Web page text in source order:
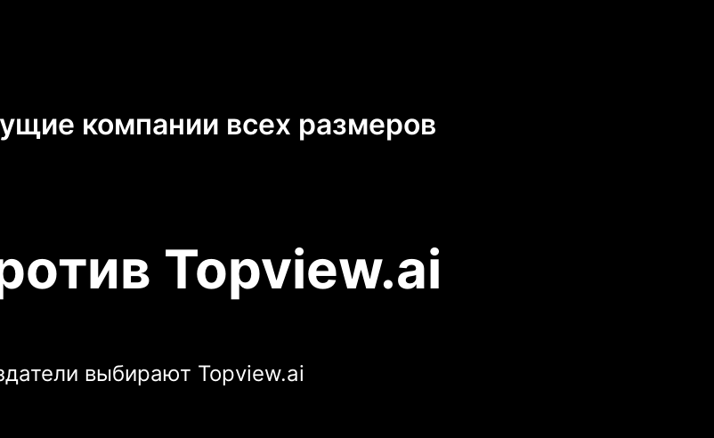
компании всех размеров
Topview.ai
выбирают Topview.ai